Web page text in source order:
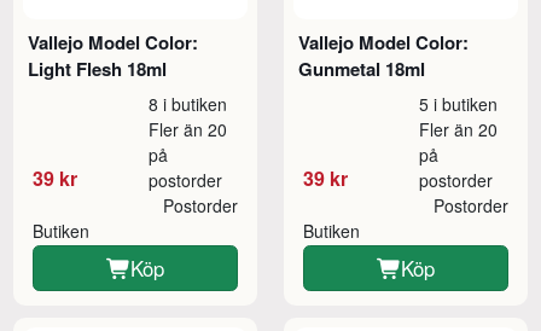
Vallejo Model Color:
Light Flesh 18ml
39 kr
8 i butiken
Fler än 20
på
postorder
Butiken
Postorder
Köp
Vallejo Model Color:
Gunmetal 18ml
39 kr
5 i butiken
Fler än 20
på
postorder
Butiken
Postorder
Köp